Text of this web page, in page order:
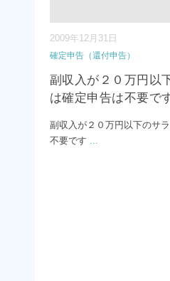
2009年12月31日
確定申告（還付申告）
副収入が２０万円以
は確定申告は不要で
副収入が２０万円以下のサ
不要です ...